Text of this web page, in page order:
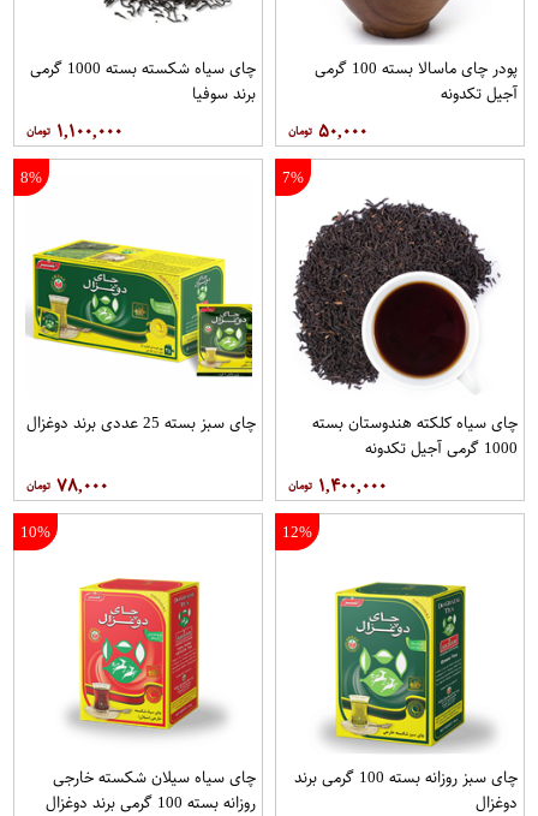
پودر چای ماسالا بسته 100 گرمی
آجیل تکدونه
۵۰,۰۰۰
چای سیاه شکسته بسته 1000 گرمی
برند سوفیا
۱,۱۰۰,۰۰۰
7%
چای سیاه کلکته هندوستان بسته
1000 گرمی آجیل تکدونه
۱,۴۰۰,۰۰۰
8%
چای سبز بسته 25 عددی برند دوغزال
۷۸,۰۰۰
12%
چای سبز روزانه بسته 100 گرمی برند
دوغزال
10%
چای سیاه سیلان شکسته خارجی
روزانه بسته 100 گرمی برند دوغزال